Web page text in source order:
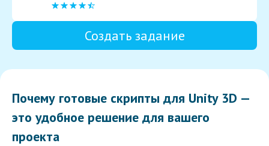
Создать задание
Почему готовые скрипты для Unity 3D —
это удобное решение для вашего
проекта